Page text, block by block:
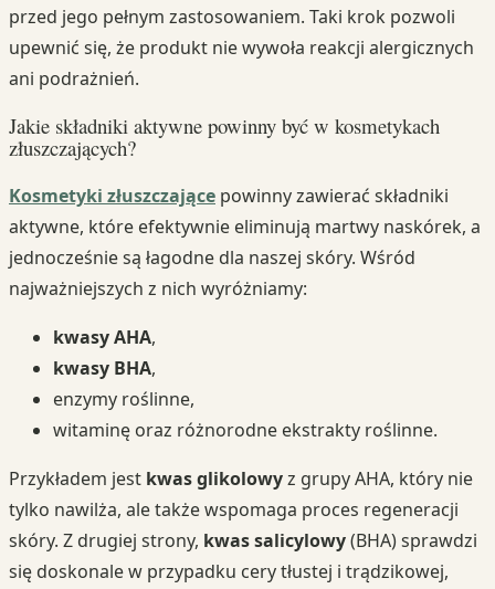
przed jego pełnym zastosowaniem. Taki krok pozwoli
upewnić się, że produkt nie wywoła reakcji alergicznych
ani podrażnień.
Jakie składniki aktywne powinny być w kosmetykach
złuszczających?
Kosmetyki złuszczające powinny zawierać składniki
aktywne, które efektywnie eliminują martwy naskórek, a
jednocześnie są łagodne dla naszej skóry. Wśród
najważniejszych z nich wyróżniamy:
kwasy AHA,
kwasy BHA,
enzymy roślinne,
witaminę oraz różnorodne ekstrakty roślinne.
Przykładem jest kwas glikolowyz grupy AHA, który nie
tylko nawilża, ale także wspomaga proces regeneracji
skóry. Z drugiej strony, kwas salicylowy(BHA) sprawdzi
się doskonale w przypadku cery tłustej i trądzikowej,